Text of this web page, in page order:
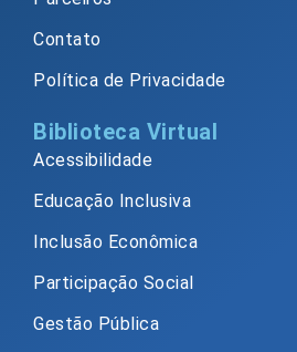
Contato
Política de Privacidade
Biblioteca Virtual
Acessibilidade
Educação Inclusiva
Inclusão Econômica
Participação Social
Gestão Pública